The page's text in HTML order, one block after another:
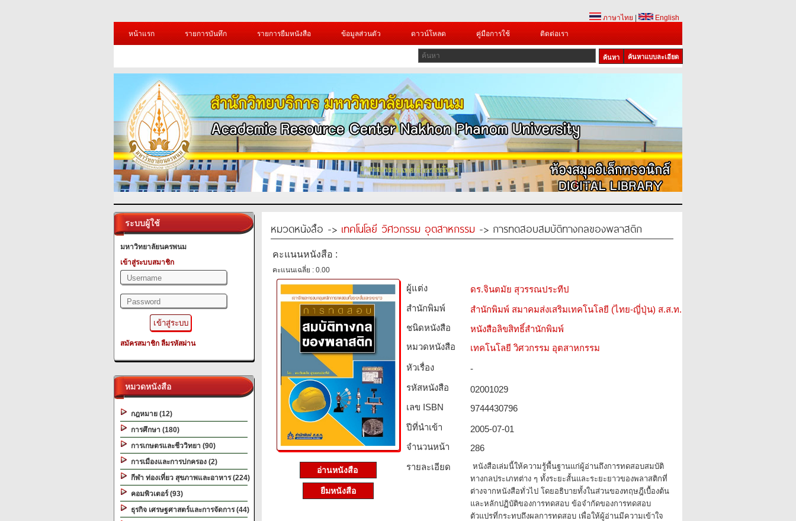
ภาษาไทย
English
หน้าแรก
รายการบันทึก รายการยืมหนังสือ ข้อมูลส่วนตัว ดาวน์โหลด คู่มือการใช้ ติดต่อเรา
ค้นหาแบบละเอียด
1 2 3
ระบบผู้ใช้
มหาวิทยาลัยนครพนม
เข้าสู่ระบบสมาชิก
สมัครสมาชิก ลืมรหัสผ่าน
หมวดหนังสือ
กฎหมาย (12)
การศึกษา (180)
การเกษตรและชีววิทยา (90)
การเมืองและการปกครอง (2)
กีฬา ท่องเที่ยว สุขภาพและอาหาร (224)
คอมพิวเตอร์ (93)
ธุรกิจ เศรษฐศาสตร์และการจัดการ (44)
หมวดหนังสือ -> เทคโนโลยี วิศวกรรม อุตสาหกรรม -> การทดสอบสมบัติทางกลของพลาสติก
คะแนนหนังสือ :
คะแนนเฉลี่ย : 0.00
อ่านหนังสือ
ยืมหนังสือ
ผู้แต่ง
ดร.จินตมัย สุวรรณประทีป
สำนักพิมพ์
สำนักพิมพ์ สมาคมส่งเสริมเทคโนโลยี (ไทย-ญี่ปุ่น) ส.ส.ท.
ชนิดหนังสือ­
หนังสือลิขสิทธิ์สำนักพิมพ์
หมวดหนังสือ­
เทคโนโลยี วิศวกรรม อุตสาหกรรม
หัวเรื่อง
-
รหัสหนังสือ­
02001029
เลข ISBN
9744430796
ปีที่นำเข้า
2005-07-01
จำนวนหน้า
286
รายละเอียด
หนังสือเล่มนี้ให้ความรู้พื้นฐานแก่ผู้อ่านถึงการทดสอบสมบัติ
ทางกลประเภทต่าง ๆ ทั้งระยะสั้นและระยะยาวของพลาสติกที่
ต่างจากหนังสือทั่วไป โดยอธิบายทั้งในส่วนของทฤษฎีเบื้องต้น
และหลักปฏิบัติของการทดสอบ ข้อจำกัดของการทดสอบ
ตัวแปรที่กระทบถึงผลการทดสอบ เพื่อให้ผู้อ่านมีความเข้าใจ